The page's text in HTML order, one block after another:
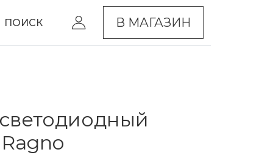
ПОИСК В МАГАЗИН